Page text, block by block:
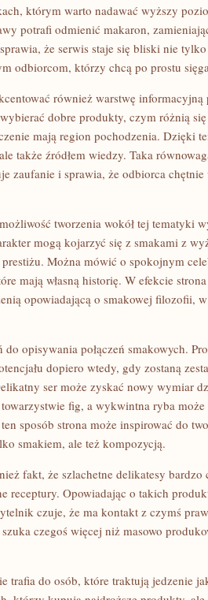
którym warto nadawać wyższy
potrafi odmienić makaron,
że serwis staje się bliski nie
odbiorcom, którzy chcą po prostu
również warstwę
dobre produkty, czym różnią
mają region pochodzenia. Dzięki
także źródłem wiedzy. Taka
zaufanie i sprawia, że odbiorca
tworzenia wokół tej tematyki
mogą kojarzyć się z smakami z
Można mówić o spokojnym
mają własną historię. W efekcie
opowiadającą o smakowej filozofii,
do opisywania połączeń smakowych.
dopiero wtedy, gdy zostaną
ser może zyskać nowy wymiar
fig, a wykwintna ryba może
sposób strona może inspirować do
smakiem, ale też kompozycją.
fakt, że szlachetne delikatesy bardzo
receptury. Opowiadając o takich
czuje, że ma kontakt z czymś
czegoś więcej niż masowo
trafia do osób, które traktują jedzenie